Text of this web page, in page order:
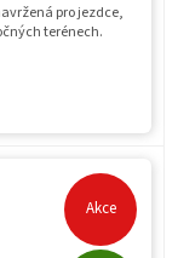
pro jezdce,
terénech.
Akce